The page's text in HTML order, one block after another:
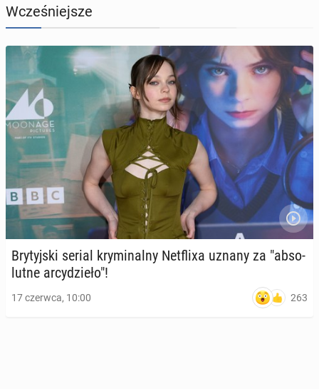
Wcześniejsze
Bry­tyj­ski serial kry­mi­nal­ny Net­fli­xa uznany za "ab­so­
lut­ne ar­cy­dzie­ło"!
17 czerwca, 10:00 263